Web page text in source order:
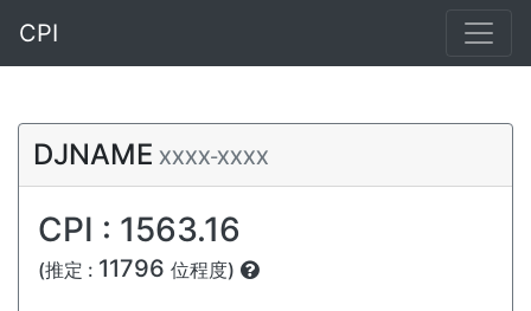
CPI
DJNAME XXXX-XXXX
CPI : 1563.16
(推定 : 11796 位程度)